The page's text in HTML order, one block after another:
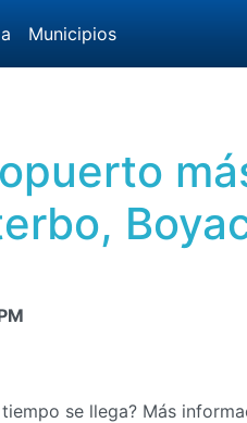
Municipios
se llega? Más